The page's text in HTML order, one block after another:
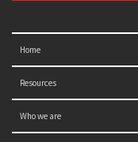
Home
Resources
Who we are